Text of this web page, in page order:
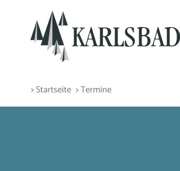
> Startseite > Termine